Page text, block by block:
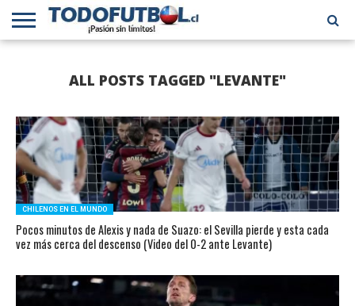
CHILENA
MUNDO
INTERNACIONAL
ALL POSTS TAGGED "LEVANTE"
CHILENOS EN EL MUNDO
Pocos minutos de Alexis y nada de Suazo: el Sevilla pierde y esta cada
vez más cerca del descenso (Video del 0-2 ante Levante)